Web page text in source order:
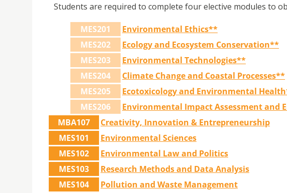
Students are required to complete four elective modules to
MES201 Environmental Ethics**
MES202
Ecology and Ecosystem Conservation**
MES203
Environmental Technologies**
MES204
Climate Change and Coastal Processes**
MES205
Ecotoxicology and Environmental
MES206
Environmental Impact Assessment and
MBA107
Creativity, Innovation & Entrepreneurship
MES101
Environmental Sciences
MES102
Environmental Law and Politics
MES103
Research Methods and Data Analysis
MES104
Pollution and Waste Management